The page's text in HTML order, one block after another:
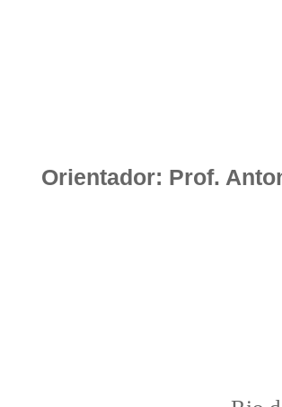
Orientador: Prof.